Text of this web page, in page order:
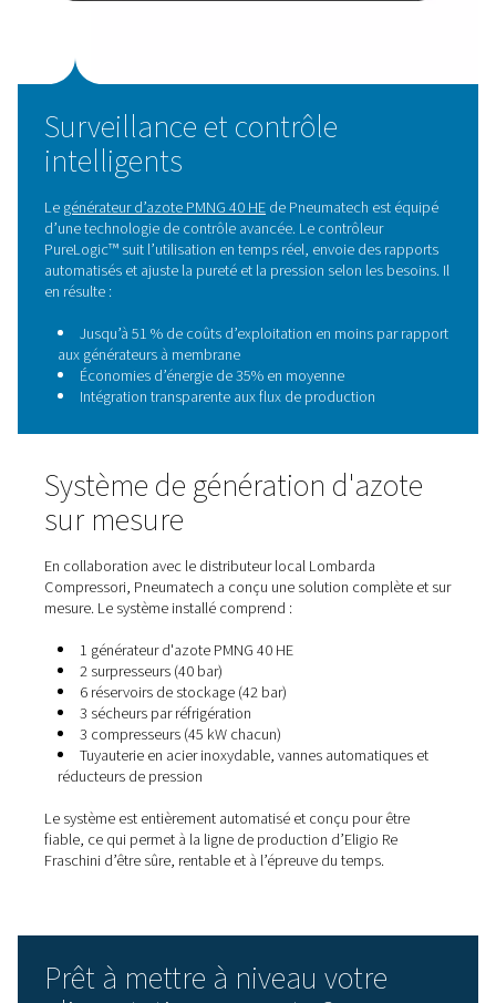
production d’azote en
Depuis son installation, le générateur d’azote a fourni
performances irréprochables. Le réservoir cryogénique
également donné à l’entreprise plus de flexibilité dans
et le moment où l’azote est utilisé.
Maintenant, ils peuvent :
Exécuter plus de cycles à base d’azote
Réglage précis du système pour chaque procédé
Opérer de manière indépendante, sans risques
chaîne logistique